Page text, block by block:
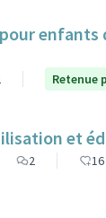
enfants
Retenue
et
2 16